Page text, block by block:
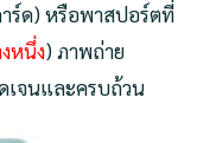
ร์ด) หรือพาสปอร์ตที่
หนึ่ง) ภาพถ่าย
เจนและครบถ้วน